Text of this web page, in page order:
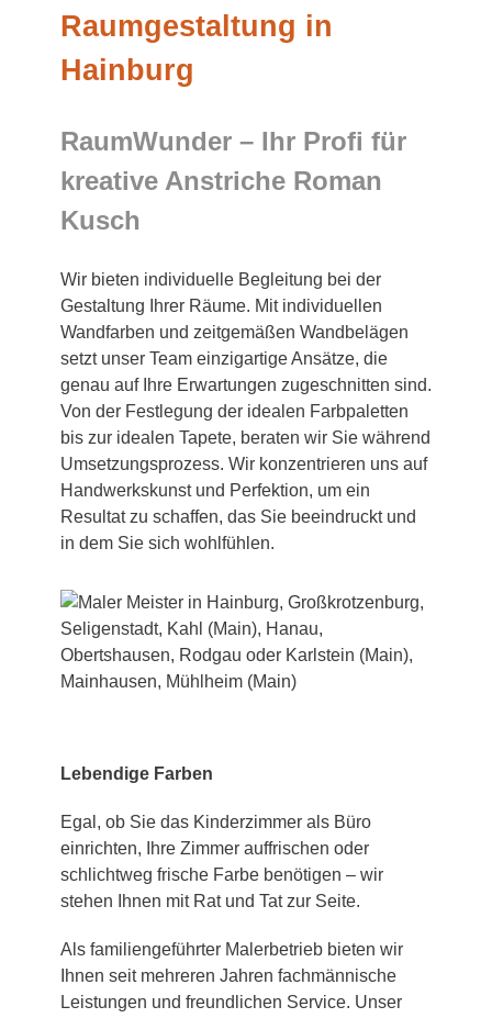
Raumgestaltung in
Hainburg
RaumWunder – Ihr Profi für
kreative Anstriche Roman
Kusch
Wir bieten individuelle Begleitung bei der
Gestaltung Ihrer Räume. Mit individuellen
Wandfarben und zeitgemäßen Wandbelägen
setzt unser Team einzigartige Ansätze, die
genau auf Ihre Erwartungen zugeschnitten sind.
Von der Festlegung der idealen Farbpaletten
bis zur idealen Tapete, beraten wir Sie während
Umsetzungsprozess. Wir konzentrieren uns auf
Handwerkskunst und Perfektion, um ein
Resultat zu schaffen, das Sie beeindruckt und
in dem Sie sich wohlfühlen.
Lebendige Farben
Egal, ob Sie das Kinderzimmer als Büro
einrichten, Ihre Zimmer auffrischen oder
schlichtweg frische Farbe benötigen – wir
stehen Ihnen mit Rat und Tat zur Seite.
Als familiengeführter Malerbetrieb bieten wir
Ihnen seit mehreren Jahren fachmännische
Leistungen und freundlichen Service. Unser